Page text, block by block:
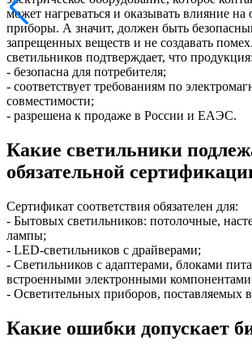
может нагреваться и оказывать влияние
приборы. А значит, должен быть
запрещенных веществ и не создавать
светильников подтверждает, что продукция:
- безопасна для потребителя;
- соответствует требованиям по
совместимости;
- разрешена к продаже в России и ЕАЭС.
Какие светильники
обязательной
Сертификат соответствия обязателен для:
- Бытовых светильников: потолочные,
лампы;
- LED-светильников с драйверами;
- Светильников с адаптерами, блоками
встроенными электронными
- Осветительных приборов, поставляемых
Какие ошибки допускает